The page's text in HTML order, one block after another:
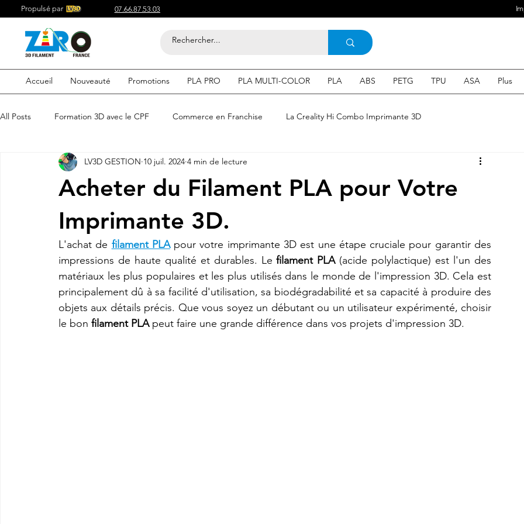
Propulsé par 07.66.87.53.03
Accueil Nouveauté Promotions PLA PRO PLA MULTI-COLOR PLA ABS PETG TPU ASA Plus
All Posts Formation 3D avec le CPF Commerce en Franchise La Creality Hi Combo Imprimante 3D
Acheter du Filament 3D pour Compétitif du Filament 3D
Filaments 3D PLA Acheter du Filament 3D
etre visible sur google Comment etre visible sur google SEO Expert en SEO
imprimante3d Creality K2 plus combo Imprimante 3d prix Refaire une pièce imprimante 3D K2 Plus Combo
Acheter du Filament PLA pour Votre
Imprimante 3D.
LV3D GESTION 10 juil. 2024 4 min de lecture
L'achat de filament PLA pour votre imprimante 3D est une étape cruciale pour garantir des
impressions de haute qualité et durables. Le filament PLA (acide polylactique) est l'un des
matériaux les plus populaires et les plus utilisés dans le monde de l'impression 3D. Cela est
principalement dû à sa facilité d'utilisation, sa biodégradabilité et sa capacité à produire des
objets aux détails précis. Que vous soyez un débutant ou un utilisateur expérimenté, choisir
le bon filament PLA peut faire une grande différence dans vos projets d'impression 3D.